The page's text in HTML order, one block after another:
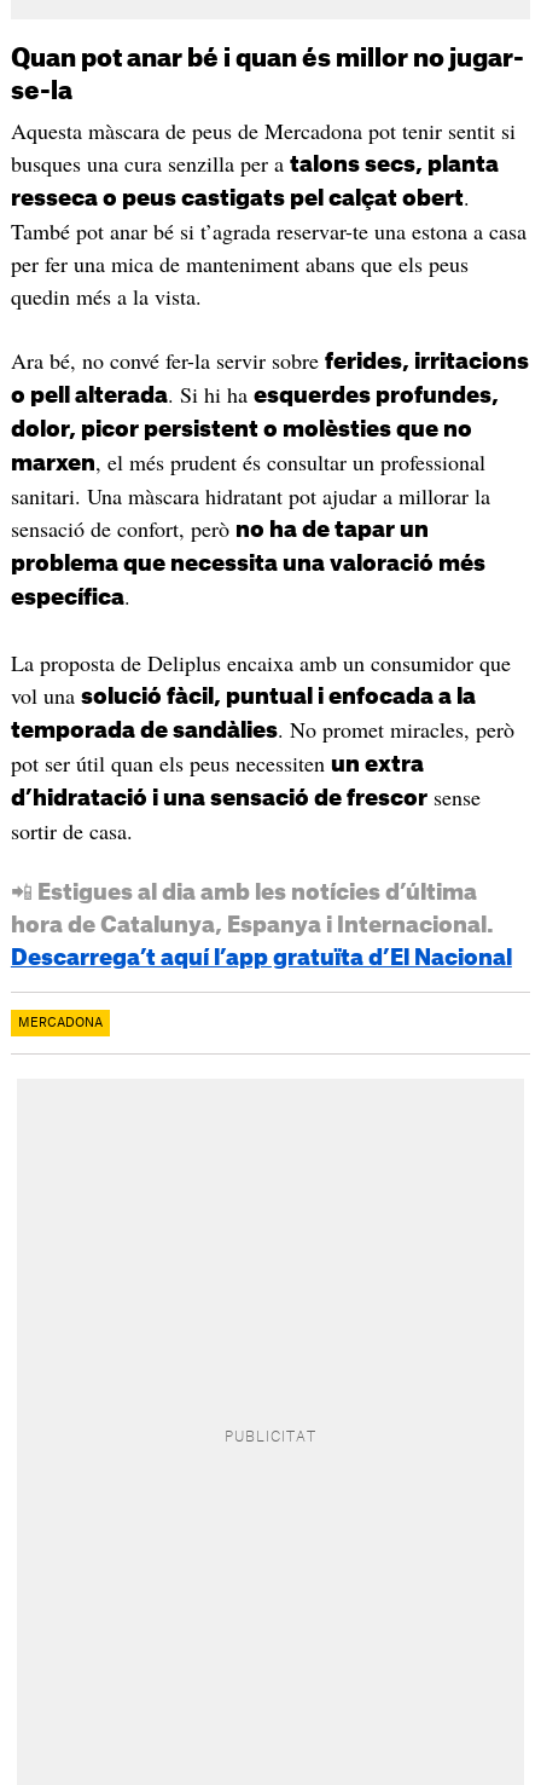
Quan pot anar bé i quan és millor no jugar-
se-la
Aquesta màscara de peus de Mercadona pot tenir sentit si
busques una cura senzilla per a talons secs, planta
resseca o peus castigats pel calçat obert.
També pot anar bé si t’agrada reservar-te una estona a casa
per fer una mica de manteniment abans que els peus
quedin més a la vista.
Ara bé, no convé fer-la servir sobre ferides, irritacions
o pell alterada. Si hi ha esquerdes profundes,
dolor, picor persistent o molèsties que no
marxen, el més prudent és consultar un professional
sanitari. Una màscara hidratant pot ajudar a millorar la
sensació de confort, però no ha de tapar un
problema que necessita una valoració més
específica.
La proposta de Deliplus encaixa amb un consumidor que
vol una solució fàcil, puntual i enfocada a la
temporada de sandàlies. No promet miracles, però
pot ser útil quan els peus necessiten un extra
d’hidratació i una sensació de frescorsense
sortir de casa.
📲 Estigues al dia amb les notícies d’última
hora de Catalunya, Espanya i Internacional.
Descarrega’t aquí l’app gratuïta d’El Nacional
MERCADONA